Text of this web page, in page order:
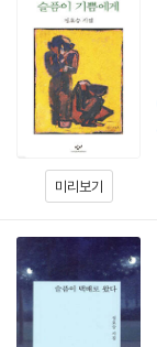
미리보기